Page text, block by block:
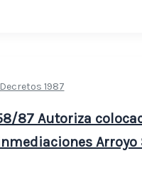
Decretos 1987
87 Autoriza